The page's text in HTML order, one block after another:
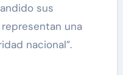
sus
una
nacional”.